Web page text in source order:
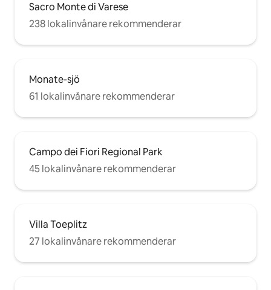
Sacro Monte di Varese
238 lokalinvånare rekommenderar
Monate-sjö
61 lokalinvånare rekommenderar
Campo dei Fiori Regional Park
45 lokalinvånare rekommenderar
Villa Toeplitz
27 lokalinvånare rekommenderar